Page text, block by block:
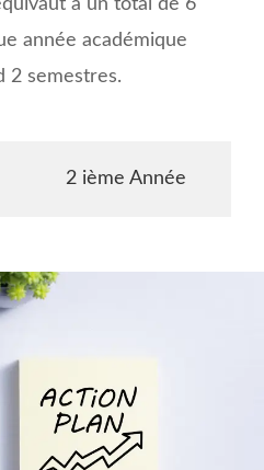
à un total de 6
année académique
2 semestres.
2 ième Année